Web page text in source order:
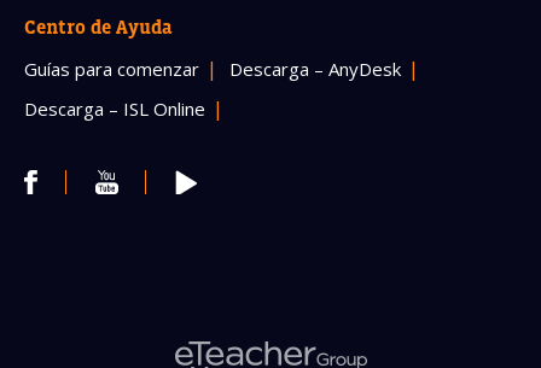
Centro de Ayuda
Guías para comenzar
Descarga – AnyDesk
Descarga – ISL Online